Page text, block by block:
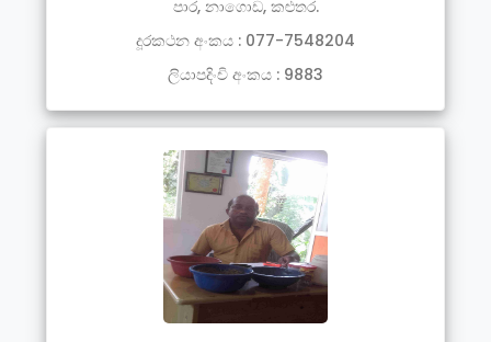
පාර, නාගොඩ, කළුතර.
දූරකථන අංකය : 077-7548204
ලියාපදිංචි අංකය : 9883